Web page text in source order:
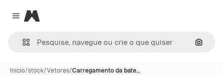
Close menu
Magnific
Início/stock/Vetores/Carregamento da bate…